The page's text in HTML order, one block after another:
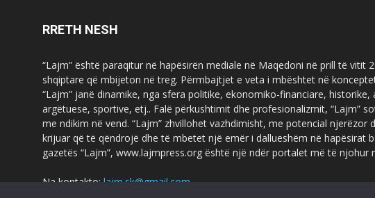
RRETH NESH
“Lajm” është paraqitur në hapësirën mediale në Maqedoni në prill të
shqiptare që mbijeton në treg. Përmbajtjet e veta i mbështet në
“Lajm” janë dinamike, nga sfera politike, ekonomiko-financiare,
argëtuese, sportive, etj.. Falë përkushtimit dhe profesionalizmit, “Lajm”
me ndikim në vend. “Lajm” zhvillohet vazhdimisht, me potencial njerëzor
krijuar që të qëndrojë dhe të mbetet një emër i dallueshëm në hapësirat
gazetës “Lajm”, www.lajmpress.org është një ndër portalet më të njohur
Na kontakto:lajm.sk@gmail.com